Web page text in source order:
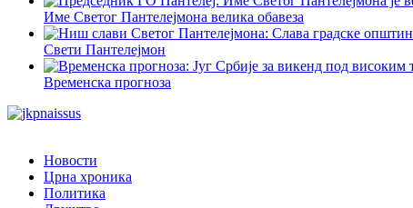
Име Светог Пантелејмона велика обавеза
Свети Пантелејмон
Временска прогноза
Новости
Црна хроника
Политика